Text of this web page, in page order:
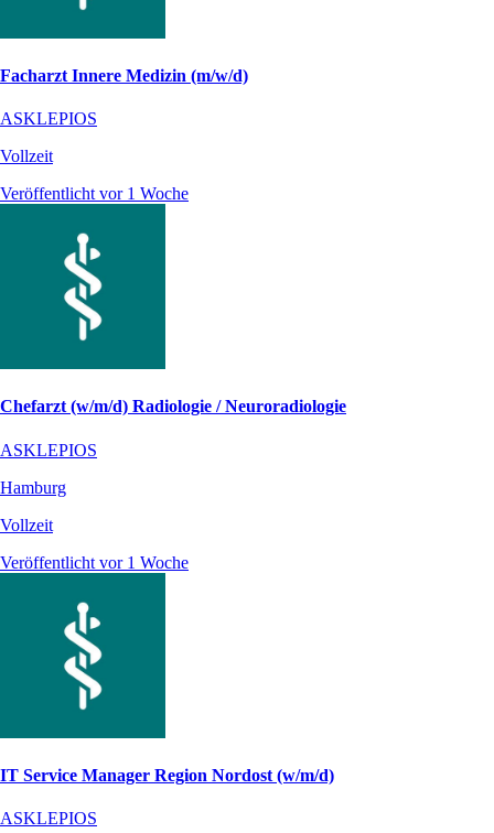
Facharzt Innere Medizin (m/w/d)
ASKLEPIOS
Vollzeit
Veröffentlicht vor 1 Woche
Chefarzt (w/m/d) Radiologie / Neuroradiologie
ASKLEPIOS
Hamburg
Vollzeit
Veröffentlicht vor 1 Woche
IT Service Manager Region Nordost (w/m/d)
ASKLEPIOS